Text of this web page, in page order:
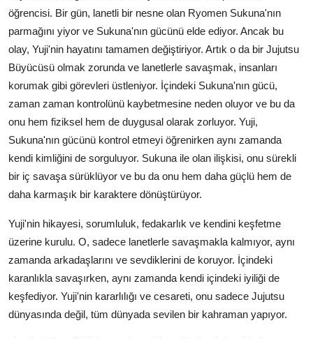
öğrencisi. Bir gün, lanetli bir nesne olan Ryomen Sukuna'nın
parmağını yiyor ve Sukuna'nın gücünü elde ediyor. Ancak bu
olay, Yuji'nin hayatını tamamen değiştiriyor. Artık o da bir Jujutsu
Büyücüsü olmak zorunda ve lanetlerle savaşmak, insanları
korumak gibi görevleri üstleniyor. İçindeki Sukuna'nın gücü,
zaman zaman kontrolünü kaybetmesine neden oluyor ve bu da
onu hem fiziksel hem de duygusal olarak zorluyor. Yuji,
Sukuna'nın gücünü kontrol etmeyi öğrenirken aynı zamanda
kendi kimliğini de sorguluyor. Sukuna ile olan ilişkisi, onu sürekli
bir iç savaşa sürüklüyor ve bu da onu hem daha güçlü hem de
daha karmaşık bir karaktere dönüştürüyor.
Yuji'nin hikayesi, sorumluluk, fedakarlık ve kendini keşfetme
üzerine kurulu. O, sadece lanetlerle savaşmakla kalmıyor, aynı
zamanda arkadaşlarını ve sevdiklerini de koruyor. İçindeki
karanlıkla savaşırken, aynı zamanda kendi içindeki iyiliği de
keşfediyor. Yuji'nin kararlılığı ve cesareti, onu sadece Jujutsu
dünyasında değil, tüm dünyada sevilen bir kahraman yapıyor.